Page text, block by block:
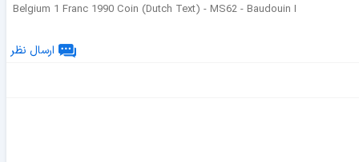
Belgium 1 Franc 1990 Coin (Dutch Text) - MS62 - Baudouin I
ارسال نظر